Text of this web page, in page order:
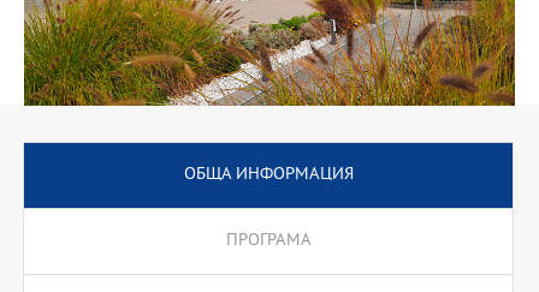
Акцентира се на комуникативните умения, които дават
възможност за водене на успешни преговори, консултации и
съвместни дейности, базирани на добро познаване на
културни, обществени, социални и икономически особености.
Особено място се отделя на специализираната терминология.
Програмата предлага надграждащ семестър за кандидати с
образователно-квалификационна степен "професионален
ОБЩА ИНФОРМАЦИЯ
ПРОГРАМА